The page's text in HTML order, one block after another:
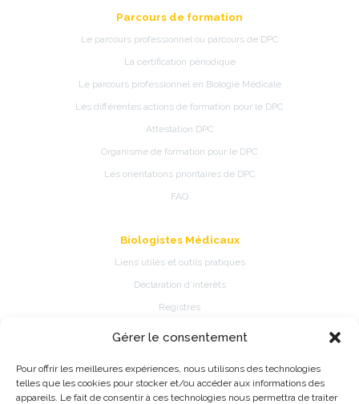
Gérer le consentement
Pour offrir les meilleures expériences, nous utilisons des technologies
telles que les cookies pour stocker et/ou accéder aux informations des
appareils. Le fait de consentir à ces technologies nous permettra de traiter
Parcours de formation
Le parcours professionnel ou parcours de DPC
La certification périodique
Le parcours professionnel en Biologie Médicale
Les différentes actions de formation pour le DPC
Attestation DPC
Organisme de formation pour le DPC
Les orientations prioritaires de DPC
FAQ
Biologistes Médicaux
Liens utiles et outils pratiques
Déclaration d’intérêts
Registres
Présentation de la spécialité
Pathologies et traitements de la spécialité